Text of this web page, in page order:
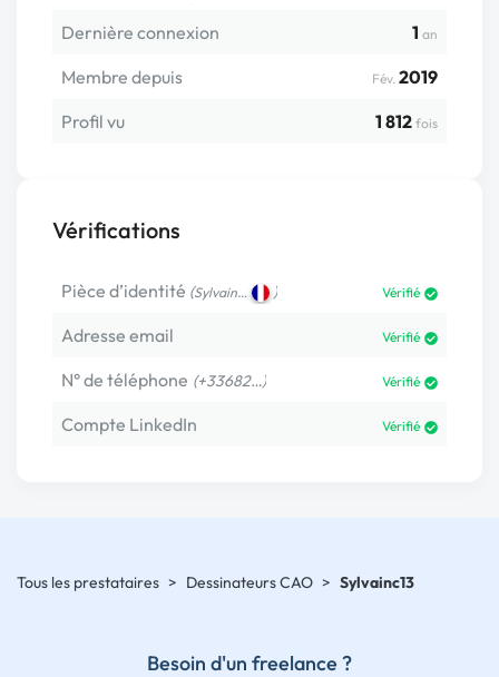
Dernière connexion 1 an
Membre depuis Fév. 2019
Profil vu
1 812 fois
Vérifications
Pièce d’identité (Sylvain… ) Vérifié
Adresse email Vérifié
N° de téléphone (+33682…) Vérifié
Compte LinkedIn Vérifié
Tous les prestataires > Dessinateurs CAO > Sylvainc13
Besoin d'un freelance ?